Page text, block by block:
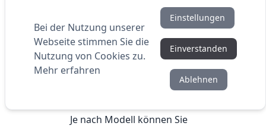
Geben Sie einen Text ein und
wählen Sie aus verschiedenen
Schriftarten – oder laden Sie
direkt Ihr Firmenlogo als Datei
hoch.
Je nach Modell können Sie
Bei der Nutzung unserer
Webseite stimmen Sie die
Nutzung von Cookies zu.
Mehr erfahren
Einstellungen
Einverstanden
Ablehnen